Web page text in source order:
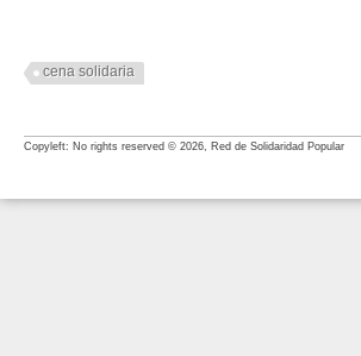
cena solidaria
Copyleft: No rights reserved © 2026, Red de Solidaridad Popular